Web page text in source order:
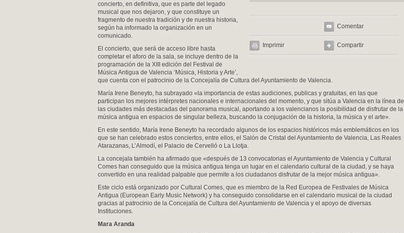
Comentar
Imprimir Compartir
concierto, en definitiva, que es parte del legado
musical que nos dejaron, y que constituye un
fragmento de nuestra tradición y de nuestra historia,
según ha informado la organización en un
comunicado.
El concierto, que será de acceso libre hasta
completar el aforo de la sala, se incluye dentro de la
programación de la XIII edición del Festival de
Música Antigua de Valencia ‘Música, Historia y Arte’,
que cuenta con el patrocinio de la Concejalía de Cultura del Ayuntamiento de Valencia.
María Irene Beneyto, ha subrayado «la importancia de estas audiciones, publicas y gratuitas, en las que
participan los mejores intérpretes nacionales e internacionales del momento, y que sitúa a Valencia en la línea de
las ciudades más destacadas del panorama musical, aportando a los valencianos la posibilidad de disfrutar de la
música antigua en espacios de singular belleza, buscando la conjugación de la historia, la música y el arte».
En este sentido, María Irene Beneyto ha recordado algunos de los espacios históricos más emblemáticos en los
que se han celebrado estos conciertos, entre ellos, el Salón de Cristal del Ayuntamiento de Valencia, Las Reales
Atarazanas, L’Almodí, el Palacio de Cervelló o La Llotja.
La concejala también ha afirmado que «después de 13 convocatorias el Ayuntamiento de Valencia y Cultural
Comes han conseguido que la música antigua tenga un lugar en el calendario cultural de la ciudad, y se haya
convertido en una realidad palpable que permite a los ciudadanos disfrutar de la mejor música antigua».
Este ciclo está organizado por Cultural Comes, que es miembro de la Red Europea de Festivales de Música
Antigua (European Early Music Network) y ha conseguido consolidarse en el calendario musical de la ciudad
gracias al patrocinio de la Concejalía de Cultura del Ayuntamiento de Valencia y el apoyo de diversas
Instituciones.
Mara Aranda